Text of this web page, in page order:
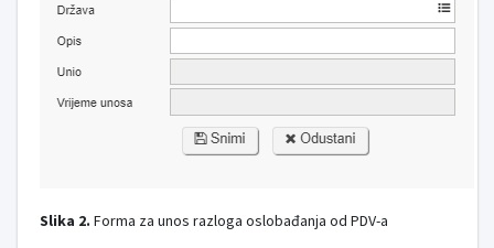
Slika 2. Forma za unos razloga oslobađanja od PDV-a